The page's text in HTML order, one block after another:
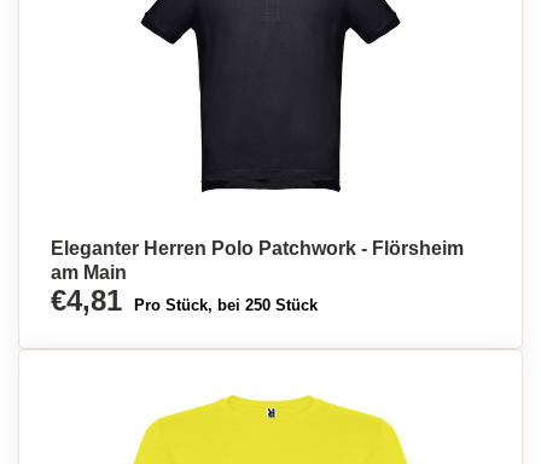
Eleganter Herren Polo Patchwork - Flörsheim
am Main
€4,81 Pro Stück, bei 250 Stück